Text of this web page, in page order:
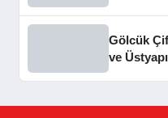
Gölcük
ve